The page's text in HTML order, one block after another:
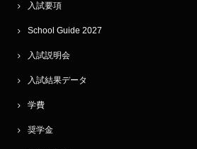
入試要項
School Guide 2027
入試説明会
入試結果データ
学費
奨学金